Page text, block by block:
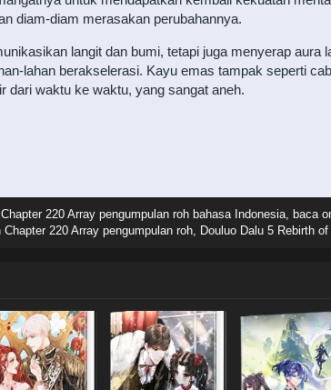
diam-diam merasakan perubahannya.
langit dan bumi, tetapi juga menyerap aura
lahan berakselerasi. Kayu emas tampak seperti
dari waktu ke waktu, yang sangat aneh.
220 Array pengumpulan roh bahasa Indonesia, baca
220 Array pengumpulan roh, Douluo Dalu 5 Rebirth